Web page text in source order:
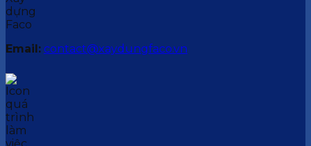
Email: contact@xaydungfaco.vn